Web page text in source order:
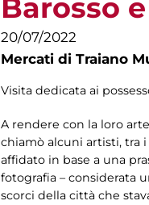
Barosso
20/07/2022
Mercati di Traiano
Visita dedicata ai
A rendere con la loro
chiamò alcuni artisti, tra i
affidato in base a una
fotografia – considerata
scorci della città che